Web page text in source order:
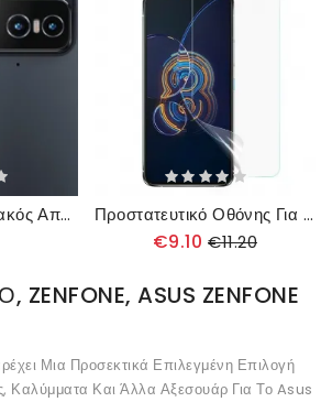
Προστατευτικός Φακός Από Γυαλί Για Asus Zenfone 8 Flip Imak Προστατευτικό Οθόνης Για Asus Zenfone 8 Flip
€9.10 €11.20
ASUS ZENFONE
Μια Προσεκτικά Επιλεγμένη Επιλογή
Καλύμματα Και Άλλα Αξεσουάρ Για Το Asus